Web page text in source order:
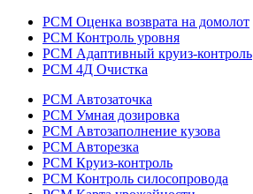
РСМ Оценка возврата на домолот
РСМ Контроль уровня
РСМ Адаптивный круиз-контроль
РСМ 4Д Очистка
РСМ Автозаточка
РСМ Умная дозировка
РСМ Автозаполнение кузова
РСМ Авторезка
РСМ Круиз-контроль
РСМ Контроль силосопровода